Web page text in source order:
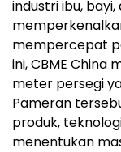
industri ibu,
mempercepat
ini, CBME China
meter persegi
Pameran
produk,
menentukan